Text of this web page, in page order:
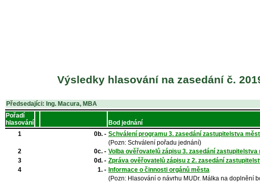
Výsledky hlasování na zasedání č.
Předsedajíci: Ing. Macura, MBA
Pořadí
hlasování
Bod jednání
1
0b. - Schválení programu 3. zasedání zastupitelstva
(Pozn: Schválení pořadu jednání)
2
0c. - Volba ověřovatelů zápisu 3. zasedání zastupitelstva
3
0d. - Zpráva ověřovatelů zápisu z 2. zasedání
4
1. - Informace o činnosti orgánů města
(Pozn: Hlasování o návrhu MUDr. Málka na doplnění